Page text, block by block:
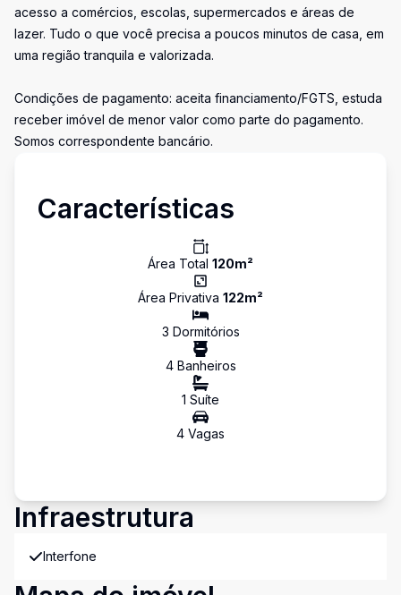
acesso a comércios, escolas, supermercados e áreas de
lazer. Tudo o que você precisa a poucos minutos de casa, em
uma região tranquila e valorizada.
Condições de pagamento: aceita financiamento/FGTS, estuda
receber imóvel de menor valor como parte do pagamento.
Somos correspondente bancário.
Características
Área Total 120m²
Área Privativa 122m²
3 Dormitórios
4Banheiros
1 Suíte
4 Vagas
Infraestrutura
Interfone